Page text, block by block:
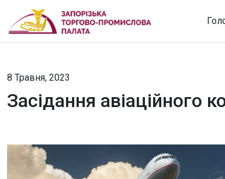
8 Травня, 2023
Засідання авіаційного